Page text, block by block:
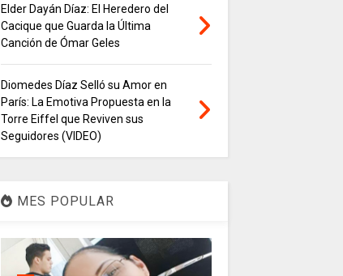
Elder Dayán Díaz: El Heredero del
Cacique que Guarda la Última
Canción de Ómar Geles
Diomedes Díaz Selló su Amor en
París: La Emotiva Propuesta en la
Torre Eiffel que Reviven sus
Seguidores (VIDEO)
MES POPULAR